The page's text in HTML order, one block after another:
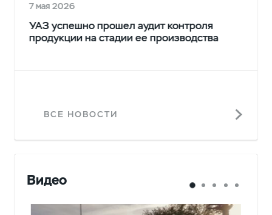
7 мая 2026
УАЗ успешно прошел аудит контроля
продукции на стадии ее производства
ВСЕ НОВОСТИ
Видео